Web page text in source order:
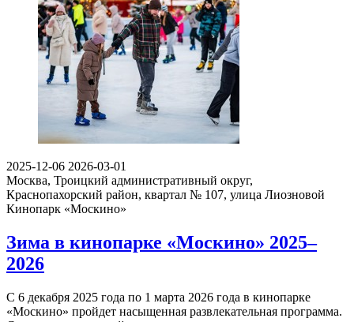
2025-12-06 2026-03-01
Москва, Троицкий административный округ,
Краснопахорский район, квартал № 107, улица Лиозновой
Кинопарк «Москино»
Зима в кинопарке «Москино» 2025–
2026
С 6 декабря 2025 года по 1 марта 2026 года в кинопарке
«Москино» пройдет насыщенная развлекательная программа.